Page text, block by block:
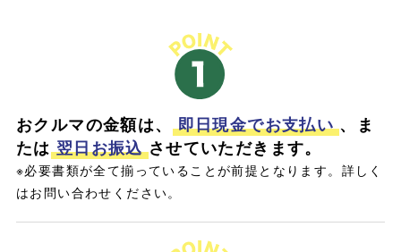
おクルマの金額は、 即日現金でお支払い 、ま
たは 翌日お振込 させていただきます。
※必要書類が全て揃っていることが前提となります。詳しく
はお問い合わせください。